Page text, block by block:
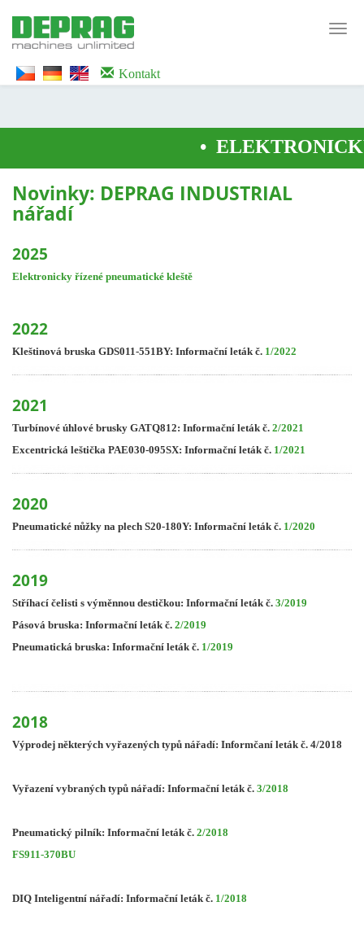
WTG9QS7C" height="0" width="0" style="display:none;visibility:hidden">
</iframe></noscript>
Kontakt
ELEKTRONICKY
Novinky: DEPRAG INDUSTRIAL
nářadí
2025
Elektronicky řízené pneumatické kleště
2022
Kleštinová bruska GDS011-551BY: Informační leták č. 1/2022
2021
Turbínové úhlové brusky GATQ812: Informační leták č. 2/2021
Excentrická leštička PAE030-095SX: Informační leták č. 1/2021
2020
Pneumatické nůžky na plech S20-180Y: Informační leták č. 1/2020
2019
Stříhací čelisti s výměnnou destičkou: Informační leták č. 3/2019
Pásová bruska: Informační leták č. 2/2019
Pneumatická bruska: Informační leták č. 1/2019
2018
Výprodej některých vyřazených typů nářadí: Informčaní leták č. 4/2018
Vyřazení vybraných typů nářadí: Informační leták č. 3/2018
Pneumatický pilník: Informační leták č. 2/2018
FS911-370BU
DIQ Inteligentní nářadí: Informační leták č. 1/2018